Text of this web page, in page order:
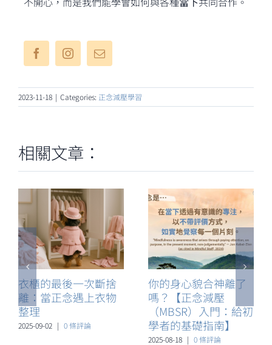
2023-11-18 | Categories: 正念減壓學習
相關文章：
衣櫃的最後一次斷捨
離：當正念遇上衣物
整理
2025-09-02 | 0 條評論
你的身心貌合神離了
嗎？【正念減壓
（MBSR）入門：給初
學者的基礎指南】
2025-08-18 | 0 條評論